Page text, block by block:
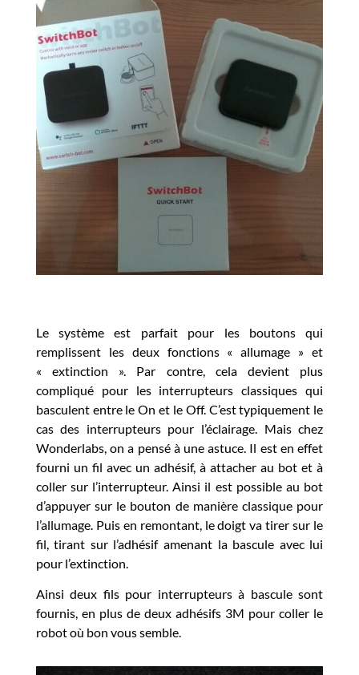
Le système est parfait pour les boutons qui
remplissent les deux fonctions « allumage » et
« extinction ». Par contre, cela devient plus
compliqué pour les interrupteurs classiques qui
basculent entre le On et le Off. C’est typiquement le
cas des interrupteurs pour l’éclairage. Mais chez
Wonderlabs, on a pensé à une astuce. Il est en effet
fourni un fil avec un adhésif, à attacher au bot et à
coller sur l’interrupteur. Ainsi il est possible au bot
d’appuyer sur le bouton de manière classique pour
l’allumage. Puis en remontant, le doigt va tirer sur le
fil, tirant sur l’adhésif amenant la bascule avec lui
pour l’extinction.
Ainsi deux fils pour interrupteurs à bascule sont
fournis, en plus de deux adhésifs 3M pour coller le
robot où bon vous semble.